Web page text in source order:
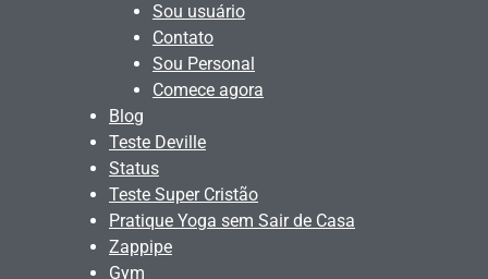
Sou usuário
Contato
Sou Personal
Comece agora
Blog
Teste Deville
Status
Teste Super Cristão
Pratique Yoga sem Sair de Casa
Zappipe
Gym